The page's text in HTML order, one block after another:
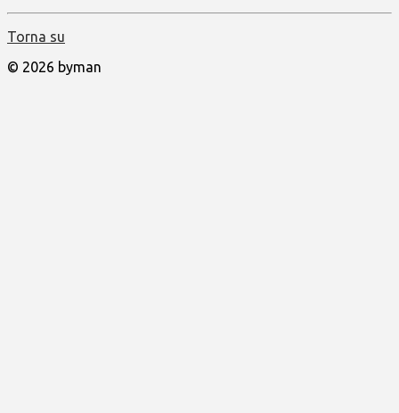
Torna su
© 2026 byman